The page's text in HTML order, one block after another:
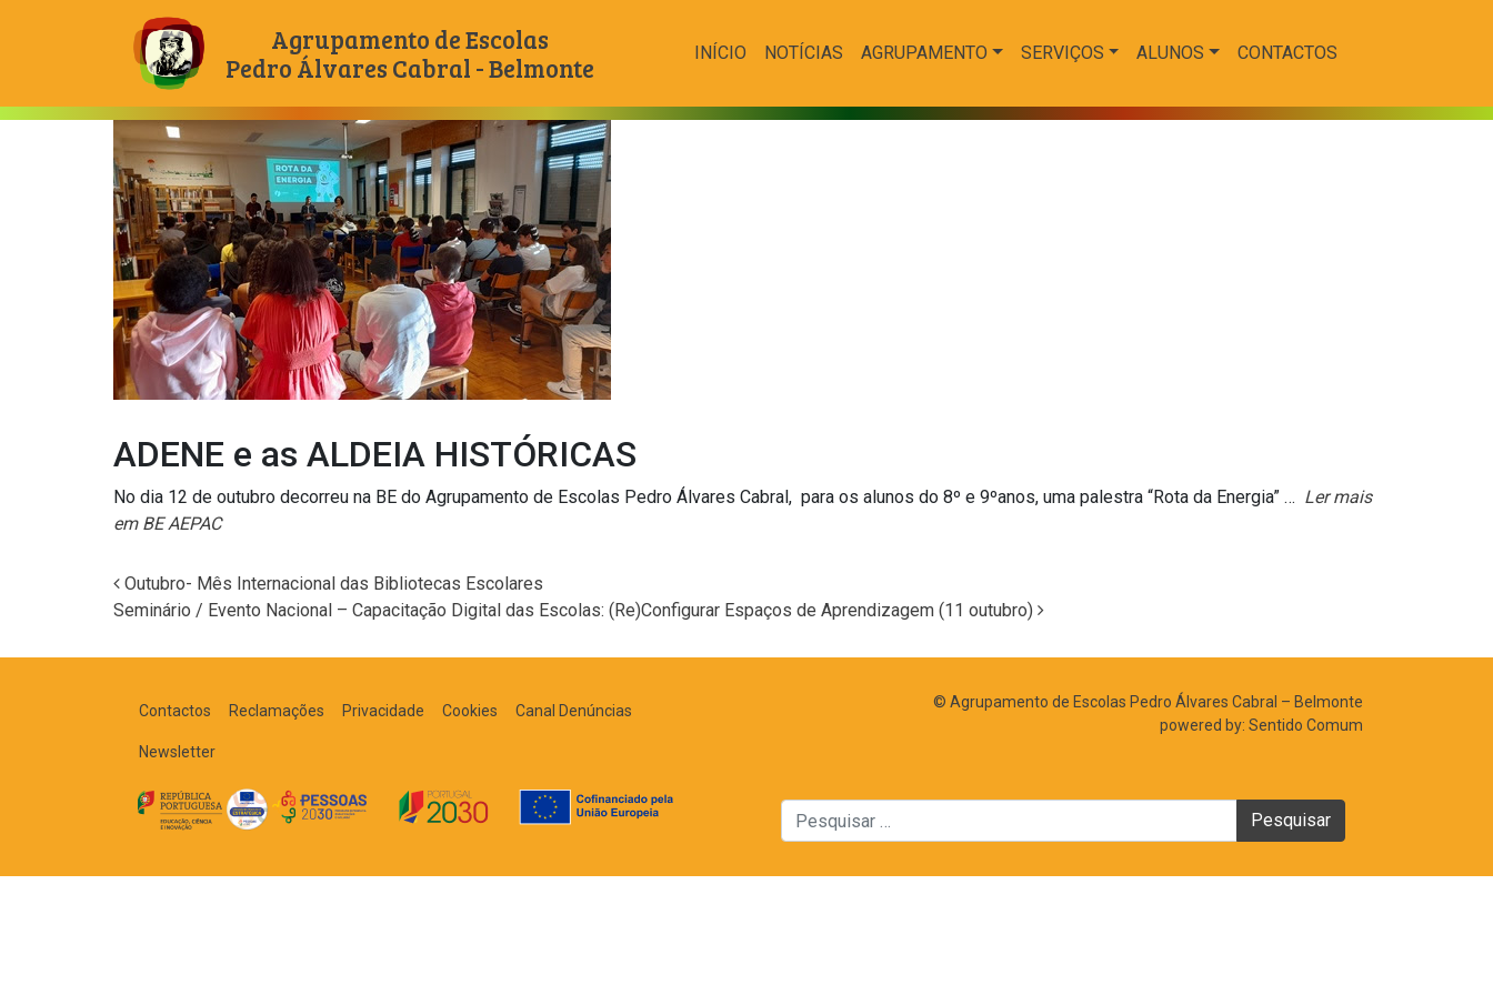
Main Navigation
Agrupamento de Escolas
Pedro Álvares Cabral - Belmonte
INÍCIO NOTÍCIAS AGRUPAMENTO SERVIÇOS ALUNOS CONTACTOS
ADENE e as ALDEIA HISTÓRICAS
No dia 12 de outubro decorreu na BE do Agrupamento de Escolas Pedro Álvares Cabral, para os alunos do 8º e 9ºanos, uma palestra “Rota da Energia” … Ler mais
em BE AEPAC
Navegação nos Posts
Outubro- Mês Internacional das Bibliotecas Escolares
Seminário / Evento Nacional – Capacitação Digital das Escolas: (Re)Configurar Espaços de Aprendizagem (11 outubro)
Contactos Reclamações Privacidade Cookies Canal Denúncias
Newsletter
© Agrupamento de Escolas Pedro Álvares Cabral – Belmonte
powered by: Sentido Comum